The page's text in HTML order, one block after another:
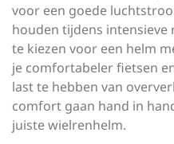
voor een goede
houden tijdens
te kiezen voor een helm
je comfortabeler fietsen
last te hebben van
comfort gaan hand in
juiste wielrenhelm.